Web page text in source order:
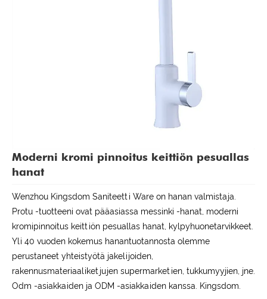
Moderni kromi pinnoitus keittiön pesuallas
hanat
Wenzhou Kingsdom Saniteetti Ware on hanan valmistaja.
Protu -tuotteeni ovat pääasiassa messinki -hanat, moderni
kromipinnoitus keittiön pesuallas hanat, kylpyhuonetarvikkeet.
Yli 40 vuoden kokemus hanantuotannosta olemme
perustaneet yhteistyötä jakelijoiden,
rakennusmateriaaliketjujen supermarketien, tukkumyyjien, jne.
Odm -asiakkaiden ja ODM -asiakkaiden kanssa. Kingsdom.